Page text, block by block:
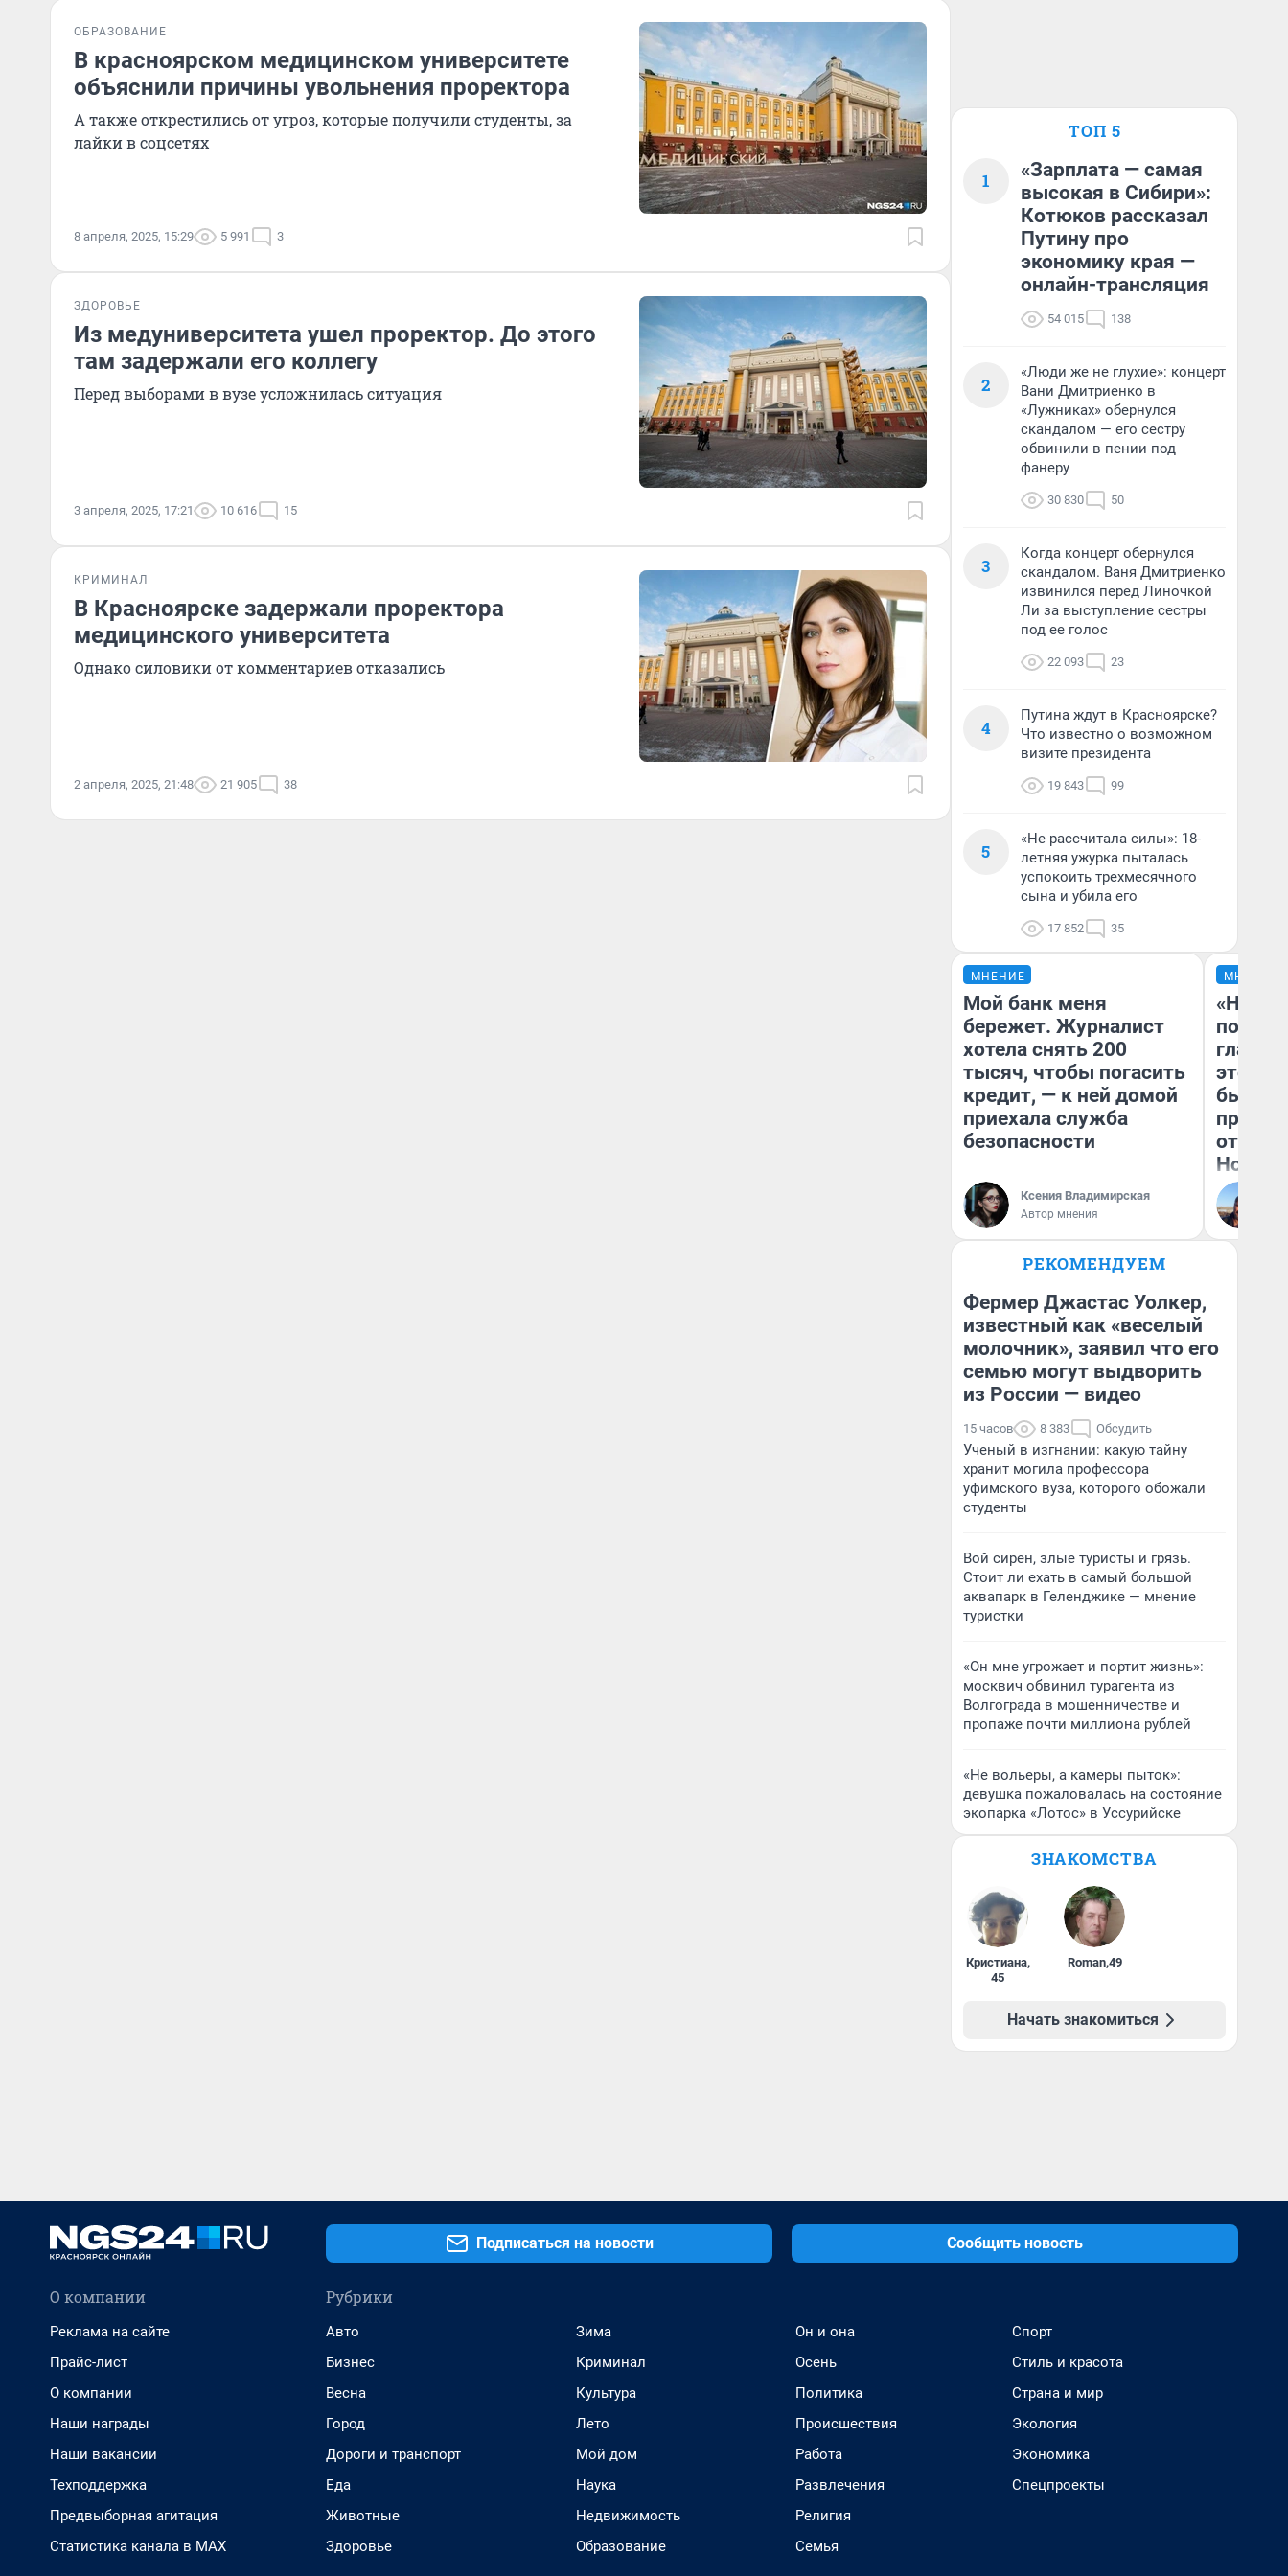
ОБРАЗОВАНИЕ
В красноярском медицинском университете
объяснили причины увольнения проректора
А также открестились от угроз, которые получили студенты, за
лайки в соцсетях
8 апреля, 2025, 15:29 5 991 3
ЗДОРОВЬЕ
Из медуниверситета ушел проректор. До этого
там задержали его коллегу
Перед выборами в вузе усложнилась ситуация
3 апреля, 2025, 17:21 10 616 15
КРИМИНАЛ
В Красноярске задержали проректора
медицинского университета
Однако силовики от комментариев отказались
2 апреля, 2025, 21:48 21 905 38
ТОП 5
1
«Зарплата — самая
высокая в Сибири»:
Котюков рассказал
Путину про
экономику края —
онлайн-трансляция
54 015 138
2
«Люди же не глухие»: концерт
Вани Дмитриенко в
«Лужниках» обернулся
скандалом — его сестру
обвинили в пении под
фанеру
30 830 50
3
Когда концерт обернулся
скандалом. Ваня Дмитриенко
извинился перед Линочкой
Ли за выступление сестры
под ее голос
22 093 23
4
Путина ждут в Красноярске?
Что известно о возможном
визите президента
19 843 99
5
«Не рассчитала силы»: 18-
летняя ужурка пыталась
успокоить трехмесячного
сына и убила его
17 852 35
МНЕНИЕ
Мой банк меня
бережет. Журналист
хотела снять 200
тысяч, чтобы погасить
кредит, — к ней домой
приехала служба
безопасности
Ксения Владимирская
Автор мнения
МНЕНИЕ
этого
бьет
отзыв
Нолана
РЕКОМЕНДУЕМ
Фермер Джастас Уолкер,
известный как «веселый
молочник», заявил что его
семью могут выдворить
из России — видео
15 часов 8 383 Обсудить
Ученый в изгнании: какую тайну
хранит могила профессора
уфимского вуза, которого обожали
студенты
Вой сирен, злые туристы и грязь.
Стоит ли ехать в самый большой
аквапарк в Геленджике — мнение
туристки
«Он мне угрожает и портит жизнь»:
москвич обвинил турагента из
Волгограда в мошенничестве и
пропаже почти миллиона рублей
«Не вольеры, а камеры пыток»:
девушка пожаловалась на состояние
экопарка «Лотос» в Уссурийске
ЗНАКОМСТВА
Кристиана,
45
Roman,49
Начать знакомиться
Подписаться на новости Сообщить новость
О компании
Реклама на сайте
Прайс-лист
О компании
Наши награды
Наши вакансии
Техподдержка
Предвыборная агитация
Статистика канала в MAX
Рубрики
Авто
Бизнес
Весна
Город
Дороги и транспорт
Еда
Животные
Здоровье
Зима
Криминал
Культура
Лето
Мой дом
Наука
Недвижимость
Образование
Он и она
Осень
Политика
Происшествия
Работа
Развлечения
Религия
Семья
Спорт
Стиль и красота
Страна и мир
Экология
Экономика
Спецпроекты